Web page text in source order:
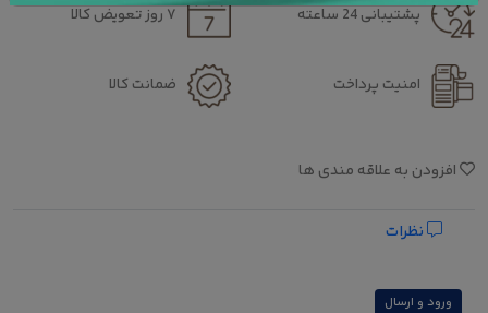
پشتیبانی 24 ساعته ۷ روز تعویض کالا
امنیت پرداخت ضمانت کالا
افزودن به علاقه مندی ها
ورود و ارسال